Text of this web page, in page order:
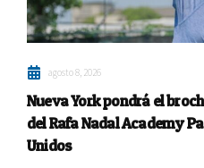
agosto 8, 2026
Nueva York pondrá el
del Rafa Nadal Academy
Unidos